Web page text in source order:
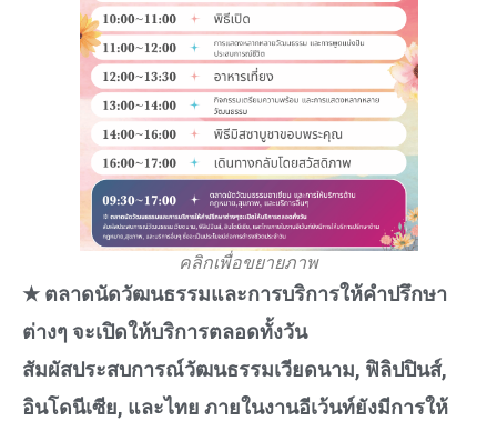
คลิกเพื่อขยายภาพ
★ ตลาดนัดวัฒนธรรมและการบริการให้คำปรึกษา
ต่างๆ จะเปิดให้บริการตลอดทั้งวัน
สัมผัสประสบการณ์วัฒนธรรมเวียดนาม, ฟิลิปปินส์,
อินโดนีเซีย, และไทย ภายในงานอีเว้นท์ยังมีการให้